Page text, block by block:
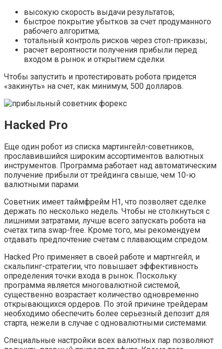
высокую скорость выдачи результатов;
быстрое покрытие убытков за счет продуманного
рабочего алгоритма;
тотальный контроль рисков через стоп-приказы;
расчет вероятности получения прибыли перед
входом в рынок и открытием сделки.
Чтобы запустить и протестировать робота придется
«закинуть» на счет, как минимум, 500 долларов.
Hacked Pro
Еще один робот из списка мартингейл-советников,
прославившийся широким ассортиментов валютных
инструментов. Программа работает над автоматическим
получение прибыли от трейдинга свыше, чем 10-ю
валютными парами.
Советник имеет таймфрейм Н1, что позволяет сделке
держать по несколько недель. Чтобы не столкнуться с
лишними затратами, лучше всего запускать робота на
счетах типа swap-free. Кроме того, мы рекомендуем
отдавать предпочтение счетам с плавающим спредом.
Hacked Pro применяет в своей работе и мартнгейл, и
скальпинг-стратегии, что повышает эффективность
определения точки входа в рынок. Поскольку
программа является многовалютной системой,
существенно возрастает количество одновременно
открывающихся ордеров. По этой причине трейдерам
необходимо обеспечить более серьезный депозит для
старта, нежели в случае с одновалютными системами.
Специальные настройки всех валютных пар позволяют